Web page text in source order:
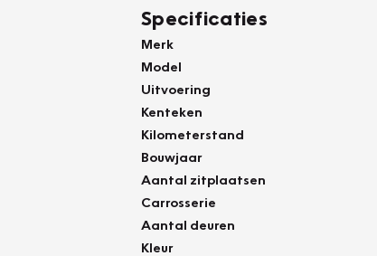
Specificaties
Merk
Model
Uitvoering
Kenteken
Kilometerstand
Bouwjaar
Aantal zitplaatsen
Carrosserie
Aantal deuren
Kleur